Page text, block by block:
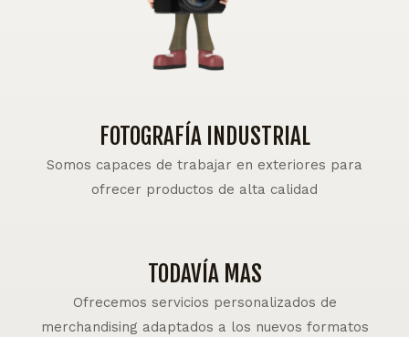
FOTOGRAFÍA INDUSTRIAL
Somos capaces de trabajar en exteriores para
ofrecer productos de alta calidad
TODAVÍA MAS
Ofrecemos servicios personalizados de
merchandising adaptados a los nuevos formatos